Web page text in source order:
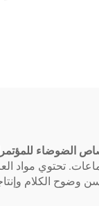
الضوضاء
تحتوي
وضوح الكلام